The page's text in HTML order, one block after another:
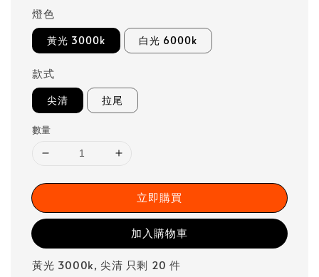
燈色
黃光 3000k 白光 6000k
款式
尖清 拉尾
數量
立即購買
加入購物車
黃光 3000k, 尖清 只剩 20 件